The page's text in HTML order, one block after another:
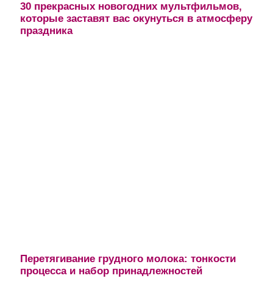
30 прекрасных новогодних мультфильмов,
которые заставят вас окунуться в атмосферу
праздника
Перетягивание грудного молока: тонкости
процесса и набор принадлежностей